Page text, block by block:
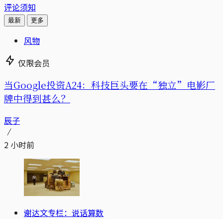
评论须知
最新 更多
风物
仅限会员
当Google投资A24：科技巨头要在“独立”电影厂
牌中得到甚么？
辰子
2 小时前
谢达文专栏：说话算数